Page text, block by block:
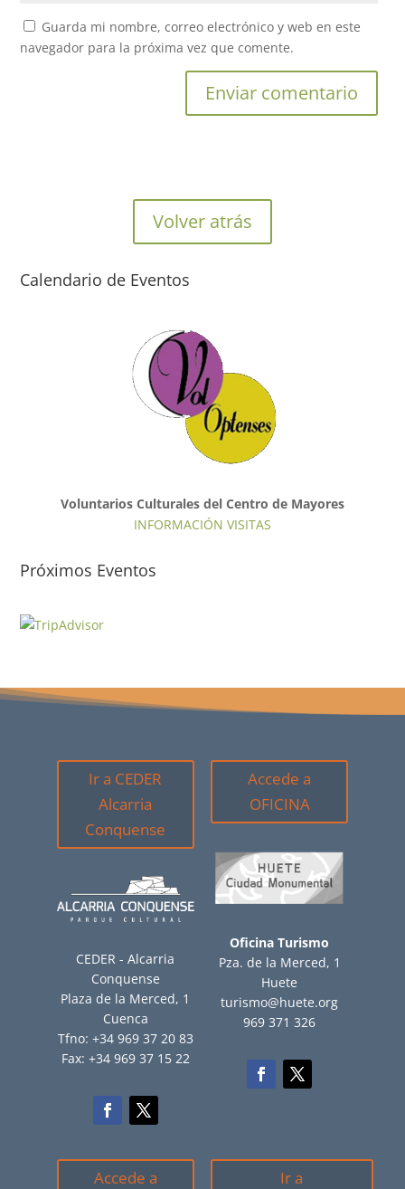
Guarda mi nombre, correo electrónico y web en este
navegador para la próxima vez que comente.
Volver atrás
Calendario de Eventos
Voluntarios Culturales del Centro de Mayores
INFORMACIÓN VISITAS
Próximos Eventos
Ir a CEDER
Alcarria
Conquense
CEDER - Alcarria
Conquense
Plaza de la Merced, 1
Cuenca
Tfno: +34 969 37 20 83
Fax: +34 969 37 15 22
Accede a
OFICINA
Oficina Turismo
Pza. de la Merced, 1
Huete
turismo@huete.org
969 371 326
Accede a
Ir a